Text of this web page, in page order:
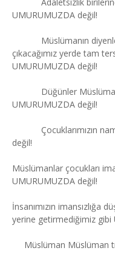
UMURUMUZDA değil!
Müslümanın diyenlerin
çıkacağımız yerde tam
UMURUMUZDA değil!
Düğünler Müslüman
UMURUMUZDA değil!
Çocuklarımızın
değil!
Müslümanlar çocukları
UMURUMUZDA değil!
İnsanımızın imansızlığa
yerine getirmediğimiz gibi
Müslüman Müslüman